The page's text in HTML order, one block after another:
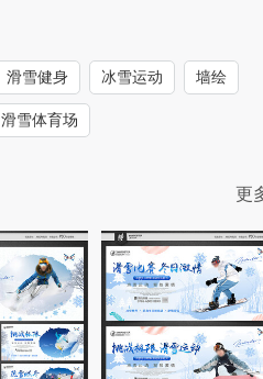
滑雪健身 冰雪运动 墙绘
滑雪体育场
更